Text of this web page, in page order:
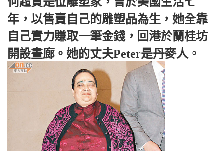
年，以售賣自己的雕塑品為生，她全靠
自己實力賺取一筆金錢，回港於蘭桂坊
開設畫廊。她的丈夫Peter是丹麥人。